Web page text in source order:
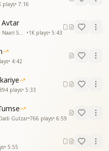
plays• 7:16
Avtar
•1K plays• 5:43
• 4:42
plays• 5:33
Gulzar•766 plays• 6:59
• 5:55